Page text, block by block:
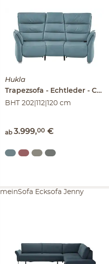
Hukla
Trapezsofa Echtleder
Corina
BHT 202|112|120 cm
ab 3.999,00 €
meinSofa Ecksofa Jenny